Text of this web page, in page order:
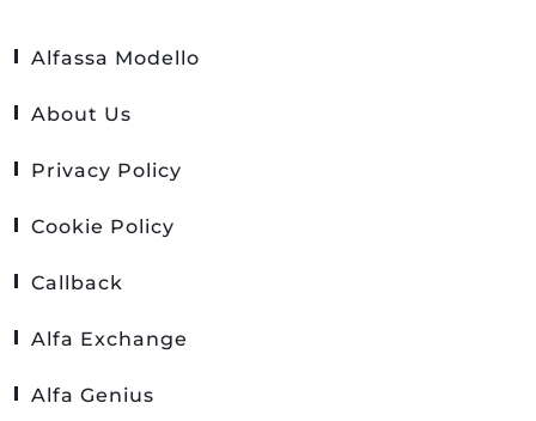
Alfassa Modello
About Us
Privacy Policy
Cookie Policy
Callback
Alfa Exchange
Alfa Genius